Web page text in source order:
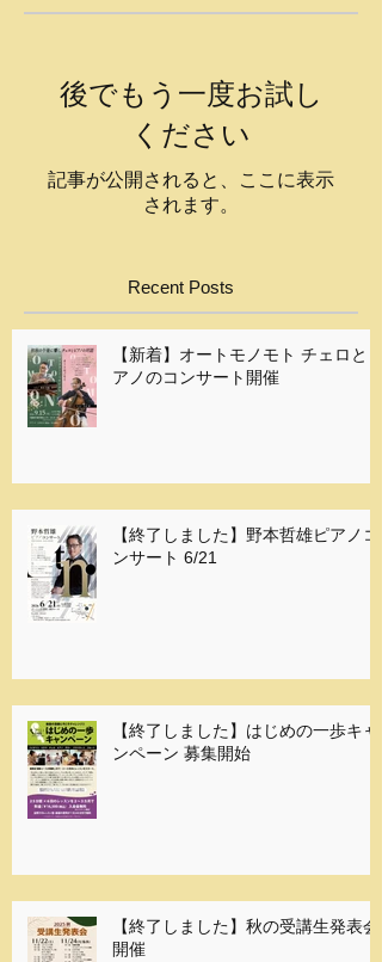
後でもう一度お試し
ください
記事が公開されると、ここに表示
されます。
Recent Posts
【新着】オートモノモト チェロとピ
アノのコンサート開催
【終了しました】野本哲雄ピアノコ
ンサート 6/21
【終了しました】はじめの一歩キャ
ンペーン 募集開始
【終了しました】秋の受講生発表会
開催